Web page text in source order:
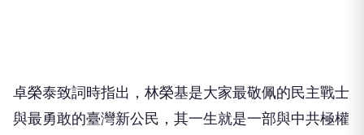
卓榮泰致詞時指出，林榮基是大家最敬佩的民主戰士
與最勇敢的臺灣新公民，其一生就是一部與中共極權